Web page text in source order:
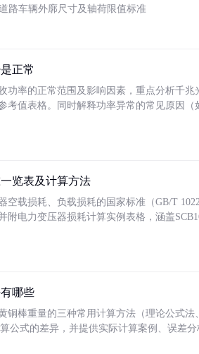
路车辆外廓尺寸及轴荷限值标准
正常
功率的正常范围及影响因素，重点分析千
考值表格。同时解释功率异常的常见原因
览表及计算方法
空载损耗、负载损耗的国家标准（GB/T
附电力变压器损耗计算实例表格，涵盖
哪些
铜棒重量的三种常用计算方法（理论公式
公式的差异，并提供实际计算案例、误差